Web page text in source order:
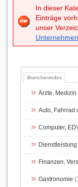
In dieser
Einträge
unser
Branchenindex
Ärzte,
Auto, Fahrrad
Computer,
Dienstleistung
Finanzen,
Gastronomie